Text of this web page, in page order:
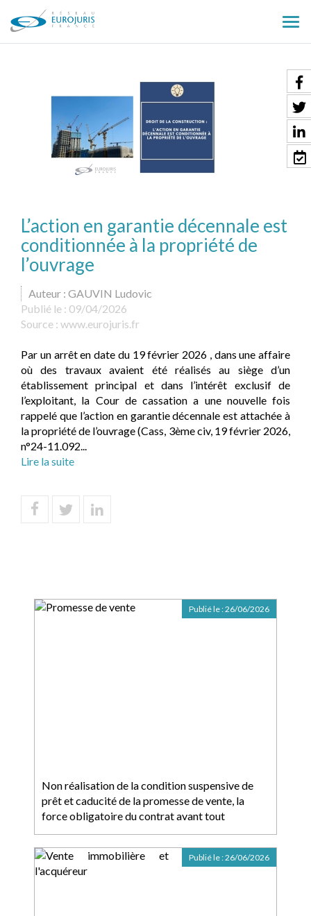
le
L’action en garantie décennale est
conditionnée à la propriété de
l’ouvrage
Auteur : GAUVIN Ludovic
Publié le : 09/04/2026
Source : www.eurojuris.fr
Par un arrêt en date du 19 février 2026 , dans une affaire
où des travaux avaient été réalisés au siège d’un
établissement principal et dans l’intérêt exclusif de
l’exploitant, la Cour de cassation a une nouvelle fois
rappelé que l’action en garantie décennale est attachée à
la propriété de l’ouvrage (Cass, 3ème civ, 19 février 2026,
n°24-11.092...
Lire la suite
Non réalisation de la condition suspensive de
prêt et caducité de la promesse de vente, la
force obligatoire du contrat avant tout
Publié le :26/06/2026
Publié le :26/06/2026